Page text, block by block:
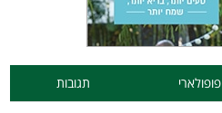
פופולארי תגובות